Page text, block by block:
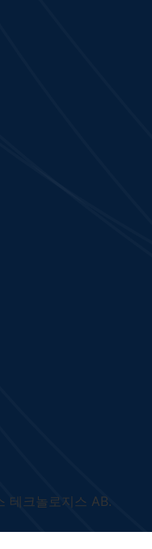
테크놀로지스 AB.